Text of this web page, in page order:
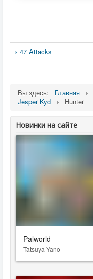
« 47 Attacks
Вы здесь: Главная
Jesper Kyd
Hunter
Новинки на сайте
Palworld
Tatsuya Yano